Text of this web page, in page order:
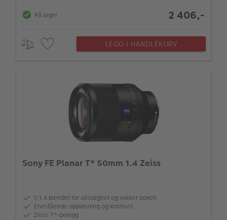
På lager 2 406,-
LEGG I HANDLEKURV
Sony FE Planar T* 50mm 1.4 Zeiss
f/1.4 blender for allsidighet og vakker bokeh
Enestående oppløsning og kontrast
Zeiss T*-belegg